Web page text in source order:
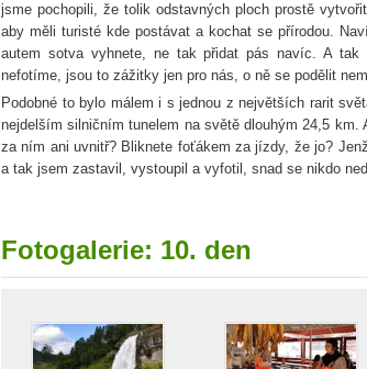
jsme pochopili, že tolik odstavných ploch prostě
aby měli turisté kde postávat a kochat se přírodou.
autem sotva vyhnete, ne tak přidat pás navíc. A tak
nefotíme, jsou to zážitky jen pro nás, o ně se podělit
Podobné to bylo málem i s jednou z největších rarit
nejdelším silničním tunelem na světě dlouhým 24,5
za ním ani uvnitř? Bliknete foťákem za jízdy, že jo?
a tak jsem zastavil, vystoupil a vyfotil, snad se nikdo
Fotogalerie: 10. den